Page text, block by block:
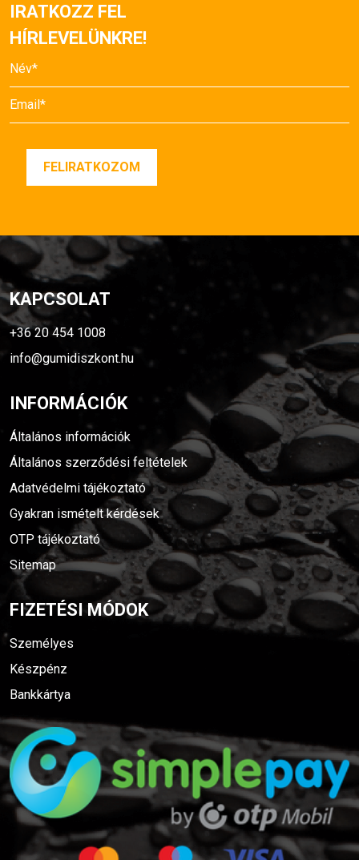
IRATKOZZ FEL
HÍRLEVELÜNKRE!
KAPCSOLAT
+36 20 454 1008
info@gumidiszkont.hu
INFORMÁCIÓK
Általános információk
Általános szerződési feltételek
Adatvédelmi tájékoztató
Gyakran ismételt kérdések
OTP tájékoztató
Sitemap
FIZETÉSI MÓDOK
Személyes
Készpénz
Bankkártya